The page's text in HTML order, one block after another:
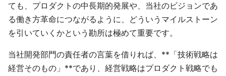
ても、プロダクトの中長期的発展や、当社のビジョンであ
る働き方革命につながるように、どういうマイルストーン
を引いていくかという勘所は極めて重要です。
当社開発部門の責任者の言葉を借りれば、**「技術戦略は
経営そのもの」**であり、経営戦略はプロダクト戦略でも